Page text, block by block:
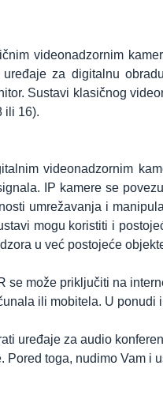
videonadzornim
za digitalnu
Sustavi klasičnog
ili 16).
videonadzornim
IP kamere se
umrežavanja i
mogu koristiti i
u već postojeće
se može priključiti na
ili mobitela. U ponudi
uređaje za audio
toga, nudimo Vam i